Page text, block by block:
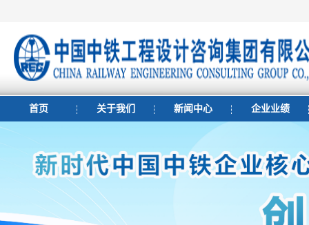
首页 关于我们 新闻中心 企业业绩